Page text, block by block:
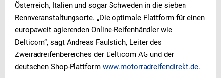
Österreich, Italien und sogar Schweden in die sieben
Rennveranstaltungsorte. „Die optimale Plattform für einen
europaweit agierenden Online-Reifenhändler wie
Delticom“, sagt Andreas Faulstich, Leiter des
Zweiradreifenbereiches der Delticom AG und der
deutschen Shop-Plattform www.motorradreifendirekt.de.